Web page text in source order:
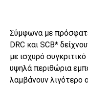
Σύμφωνα με
DRC και SCB*
με ισχυρό
υψηλά περιθώρια
λαμβάνουν λιγότερο